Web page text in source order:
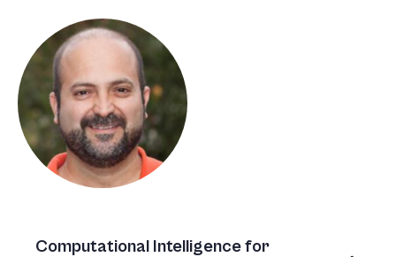
Computational Intelligence for